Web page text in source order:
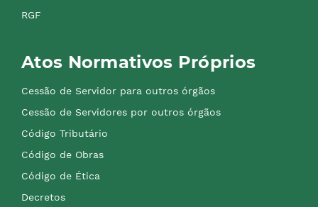
RGF
Atos Normativos Próprios
Cessão de Servidor para outros órgãos
Cessão de Servidores por outros órgãos
Código Tributário
Código de Obras
Código de Ética
Decretos